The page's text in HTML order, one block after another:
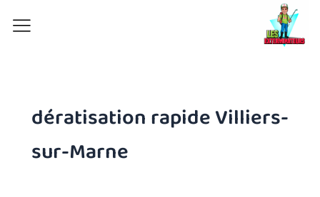
dératisation rapide Villiers-
sur-Marne